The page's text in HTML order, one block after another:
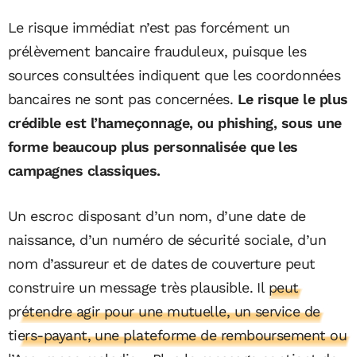
Le risque immédiat n’est pas forcément un
prélèvement bancaire frauduleux, puisque les
sources consultées indiquent que les coordonnées
bancaires ne sont pas concernées. Le risque le plus
crédible est l’hameçonnage, ou phishing, sous une
forme beaucoup plus personnalisée que les
campagnes classiques.
Un escroc disposant d’un nom, d’une date de
naissance, d’un numéro de sécurité sociale, d’un
nom d’assureur et de dates de couverture peut
construire un message très plausible. Il peut
prétendre agir pour une mutuelle, un service de
tiers-payant, une plateforme de remboursement ou